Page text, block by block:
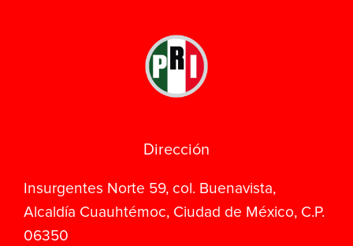
Dirección
Insurgentes Norte 59, col. Buenavista,
Alcaldía Cuauhtémoc, Ciudad de México, C.P.
06350